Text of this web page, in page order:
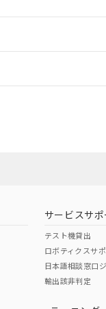
サービスサポ
テスト機貸出
ロボティクスサ
日本語相談窓口
輸出該非判定